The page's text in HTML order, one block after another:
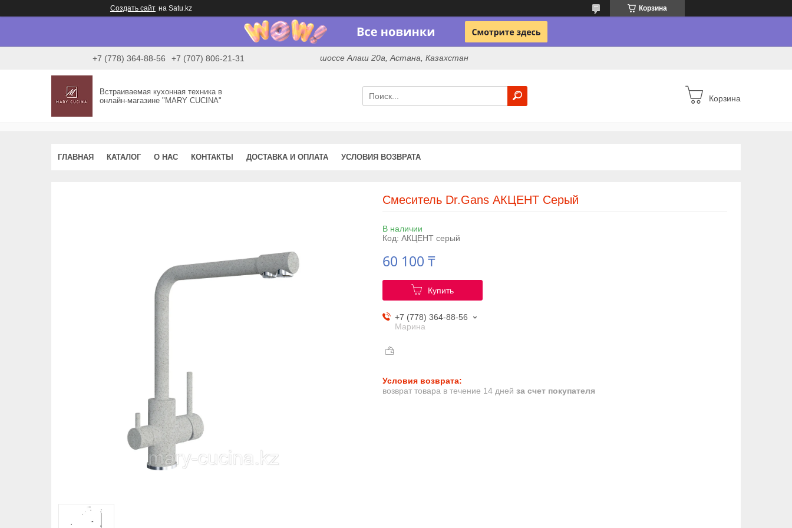
Создать сайт на Satu.kz Корзина
+7 (778) 364-88-56 +7 (707) 806-21-31 шоссе Алаш 20а, Астана, Казахстан
Встраиваемая кухонная техника в
онлайн-магазине "MARY CUCINA"
Корзина
ГЛАВНАЯ КАТАЛОГ О НАС КОНТАКТЫ ДОСТАВКА И ОПЛАТА УСЛОВИЯ ВОЗВРАТА
Смеситель Dr.Gans АКЦЕНТ Серый
В наличии
Код: АКЦЕНТ серый
60 100 ₸
Купить
+7 (778) 364-88-56
Марина
возврат товара в течение 14 дней за счет покупателя